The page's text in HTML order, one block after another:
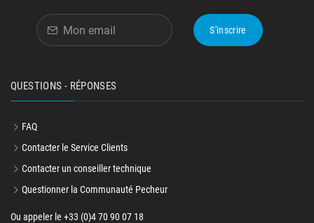
S'inscrire
QUESTIONS - RÉPONSES
FAQ
Contacter le Service Clients
Contacter un conseiller technique
Questionner la Communauté Pecheur
Ou appeler le +33 (0)4 70 90 07 18